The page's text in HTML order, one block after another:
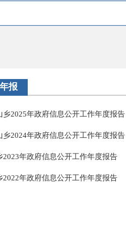
报
乡2025年政府信息公开工作年度报告
乡2024年政府信息公开工作年度报告
2023年政府信息公开工作年度报告
2022年政府信息公开工作年度报告